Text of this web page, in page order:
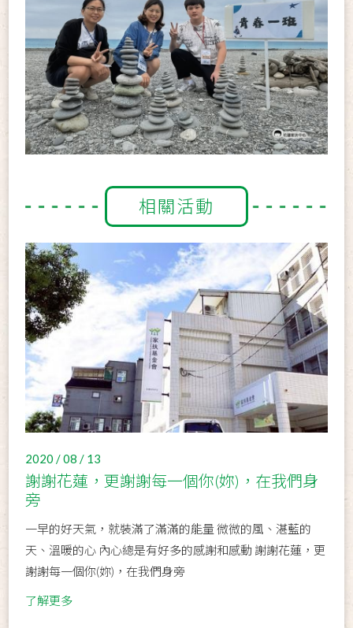
相關活動
2020 / 08 / 13
謝謝花蓮，更謝謝每一個你(妳)，在我們身
旁
一早的好天氣，就裝滿了滿滿的能量 微微的風、湛藍的
天、溫暖的心 內心總是有好多的感謝和感動 謝謝花蓮，更
謝謝每一個你(妳)，在我們身旁
了解更多